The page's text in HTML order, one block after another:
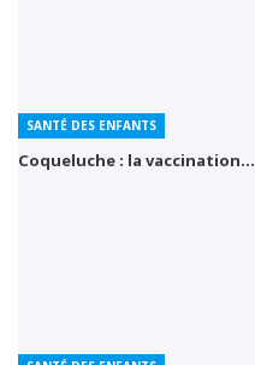
SANTÉ DES ENFANTS
Coqueluche : la vaccination…